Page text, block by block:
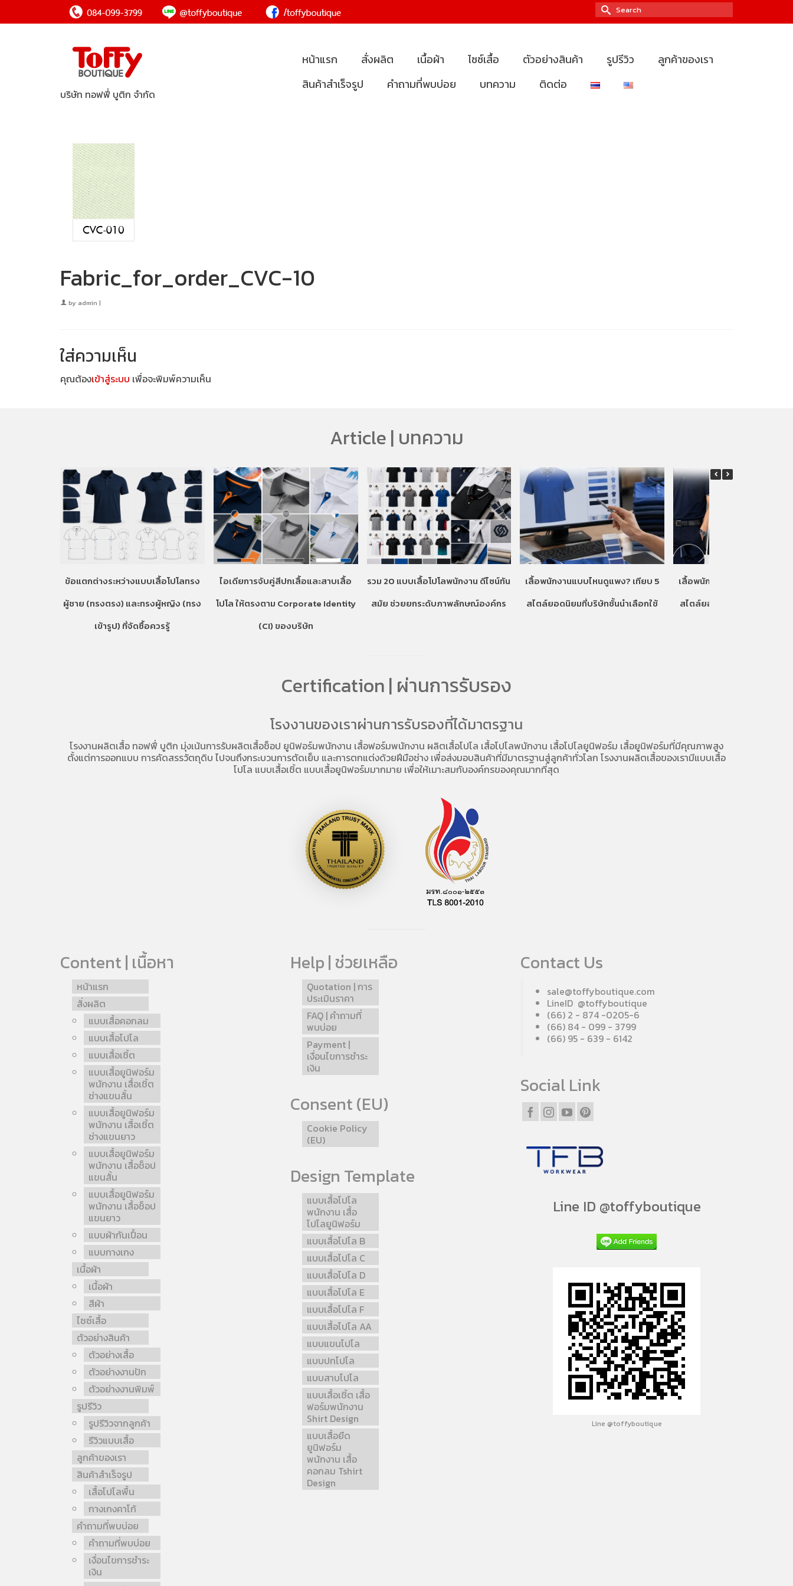
Search
for:
บริษัท ทอฟฟี่ บูติก จำกัด
หน้าแรก สั่งผลิต เนื้อผ้า ไซซ์เสื้อ ตัวอย่างสินค้า รูปรีวิว
ลูกค้าของเรา
สินค้าสำเร็จรูป
คำถามที่พบบ่อย บทความ ติดต่อ
Fabric_for_order_CVC-10
by admin |
ใส่ความเห็น
คุณต้องเข้าสู่ระบบ เพื่อจะพิมพ์ความเห็น
Article | บทความ
ข้อแตกต่างระหว่างแบบเสื้อโปโลทรง
ผู้ชาย (ทรงตรง) และทรงผู้หญิง (ทรง
เข้ารูป) ที่จัดซื้อควรรู้
ไอเดียการจับคู่สีปกเสื้อและสาบเสื้อ
โปโล ให้ตรงตาม Corporate Identity
(CI) ของบริษัท
รวม 20 แบบเสื้อโปโลพนักงาน ดีไซน์ทัน
สมัย ช่วยยกระดับภาพลักษณ์องค์กร
เสื้อพนักงานแบบไหนดูแพง? เทียบ 5
สไตล์ยอดนิยมที่บริษัทชั้นนำเลือกใช้
เสื้อพนักงานแบบไหนดูแพง? เ
สไตล์ยอดนิยมที่บริษัทชั้นนำเ
Certification | ผ่านการรับรอง
โรงงานของเราผ่านการรับรองที่ได้มาตรฐาน
โรงงานผลิตเสื้อ ทอฟฟี่ บูติก มุ่งเน้นการรับผลิตเสื้อช็อป ยูนิฟอร์มพนักงาน เสื้อฟอร์มพนักงาน ผลิตเสื้อโปโล เสื้อโปโลพนักงาน เสื้อโปโลยูนิฟอร์ม เสื้อยูนิฟอร์มที่มีคุณภาพสูง
ตั้งแต่การออกแบบ การคัดสรรวัตถุดิบ ไปจนถึงกระบวนการตัดเย็บ และการตกแต่งด้วยฝีมือช่าง เพื่อส่งมอบสินค้าที่มีมาตรฐานสู่ลูกค้าทั่วโลก โรงงานผลิตเสื้อของเรามีแบบเสื้อ
โปโล แบบเสื้อเชิ้ต แบบเสื้อยูนิฟอร์มมากมาย เพื่อให้เมาะสมกับองค์กรของคุณมากที่สุด
Content | เนื้อหา
หน้าแรก
สั่งผลิต
แบบเสื้อคอกลม
แบบเสื้อโปโล
แบบเสื้อเชิ้ต
แบบเสื้อยูนิฟอร์ม
พนักงาน เสื้อเชิ้ต
ช่างแขนสั้น
แบบเสื้อยูนิฟอร์ม
พนักงาน เสื้อเชิ้ต
ช่างแขนยาว
แบบเสื้อยูนิฟอร์ม
พนักงาน เสื้อช็อป
แขนสั้น
แบบเสื้อยูนิฟอร์ม
พนักงาน เสื้อช็อป
แขนยาว
แบบผ้ากันเปื้อน
แบบกางเกง
เนื้อผ้า
เนื้อผ้า
สีผ้า
ไซซ์เสื้อ
ตัวอย่างสินค้า
ตัวอย่างเสื้อ
ตัวอย่างงานปัก
ตัวอย่างงานพิมพ์
รูปรีวิว
รูปรีวิวจากลูกค้า
รีวิวแบบเสื้อ
ลูกค้าของเรา
สินค้าสำเร็จรูป
เสื้อโปโลพื้น
กางเกงคาโก้
คำถามที่พบบ่อย
คำถามที่พบบ่อย
เงื่อนไขการชำระ
เงิน
Help | ช่วยเหลือ
Quotation | การ
ประเมินราคา
FAQ | คำถามที่
พบบ่อย
Payment |
เงื่อนไขการชำระ
เงิน
Consent (EU)
Cookie Policy
(EU)
Design Template
แบบเสื้อโปโล
พนักงาน เสื้อ
โปโลยูนิฟอร์ม
แบบเสื้อโปโล B
แบบเสื้อโปโล C
แบบเสื้อโปโล D
แบบเสื้อโปโล E
แบบเสื้อโปโล F
แบบเสื้อโปโล AA
แบบแขนโปโล
แบบปกโปโล
แบบสาบโปโล
แบบเสื้อเชิ้ต เสื้อ
ฟอร์มพนักงาน
Shirt Design
แบบเสื้อยืด
ยูนิฟอร์ม
พนักงาน เสื้อ
คอกลม Tshirt
Design
Contact Us
sale@toffyboutique.com
LineID @toffyboutique
(66) 2 - 874 -0205-6
(66) 84 - 099 - 3799
(66) 95 - 639 - 6142
Social Link
Line ID @toffyboutique
Line @toffyboutique